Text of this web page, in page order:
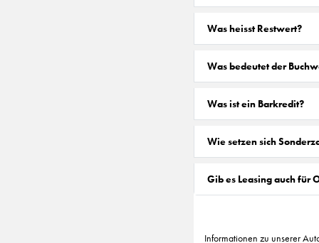
Was heisst Restwert?
Was bedeutet der
Was ist ein Barkredit?
Wie setzen sich
Gib es Leasing auch für
Informationen zu unserer